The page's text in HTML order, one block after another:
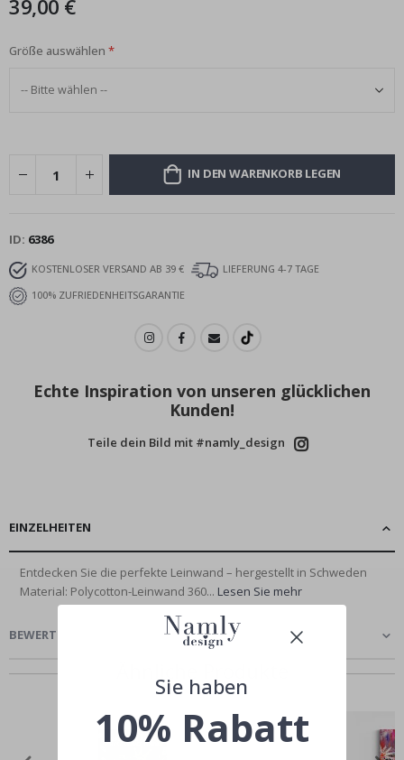
39,00 €
Größe auswählen
IN DEN WARENKORB LEGEN
ID 6386
KOSTENLOSER VERSAND AB 39 €
LIEFERUNG 4-7 TAGE
100% ZUFRIEDENHEITSGARANTIE
Echte Inspiration von unseren glücklichen
Kunden!
Teile dein Bild mit #namly_design
EINZELHEITEN
Entdecken Sie die perfekte Leinwand – hergestellt in Schweden
Material: Polycotton-Leinwand 360... Lesen Sie mehr
BEWERTUNGEN
Sie haben
10% Rabatt